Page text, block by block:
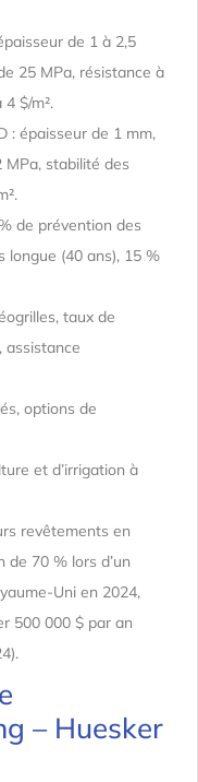
de 1 à 2,5
25 MPa, résistance à
$/m².
: épaisseur de 1 mm,
stabilité des
de prévention des
longue (40 ans), 15 %
taux de
assistance
options de
et d’irrigation à
revêtements en
de 70 % lors d’un
Uni en 2024,
500 000 $ par an
– Huesker